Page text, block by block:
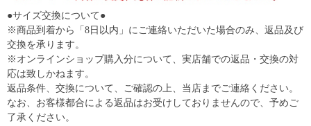
●サイズ交換について●
※商品到着から「8日以内」にご連絡いただいた場合のみ、返品及び
交換を承ります。
※オンラインショップ購入分について、実店舗での返品・交換の対
応は致しかねます。
返品条件、交換について、ご確認の上、当店までご連絡ください。
なお、お客様都合による返品はお受けしておりませんので、予めご
了承ください。